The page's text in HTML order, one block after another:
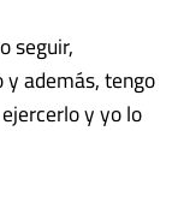
seguir,
además, tengo
y yo lo